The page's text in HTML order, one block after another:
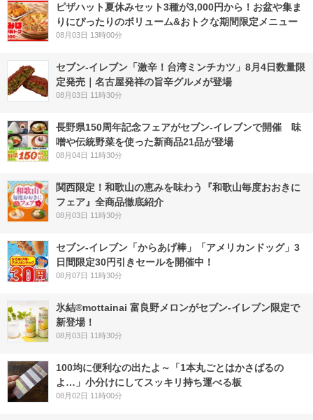
ピザハット夏休みセット3種が3,000円から！お盆や集ま
りにぴったりのボリューム&おトクな期間限定メニュー
08月03日 13時00分
セブン-イレブン「激辛！台湾ミンチカツ」8月4日数量限
定発売｜名古屋発祥の旨辛グルメが登場
08月03日 11時30分
長野県150周年記念フェアがセブン-イレブンで開催 味
噌や伝統野菜を使った新商品21品が登場
08月04日 11時30分
関西限定！和歌山の恵みを味わう『和歌山毎度おおきに
フェア』全商品徹底紹介
08月03日 11時30分
セブン‐イレブン「からあげ棒」「アメリカンドッグ」3
日間限定30円引きセールを開催中！
08月07日 11時30分
氷結®mottainai 富良野メロンがセブン‐イレブン限定で
新登場！
08月03日 11時30分
100均に便利なの出たよ～「1本丸ごとはかさばるの
よ…」小分けにしてスッキリ持ち運べる板
08月02日 11時00分